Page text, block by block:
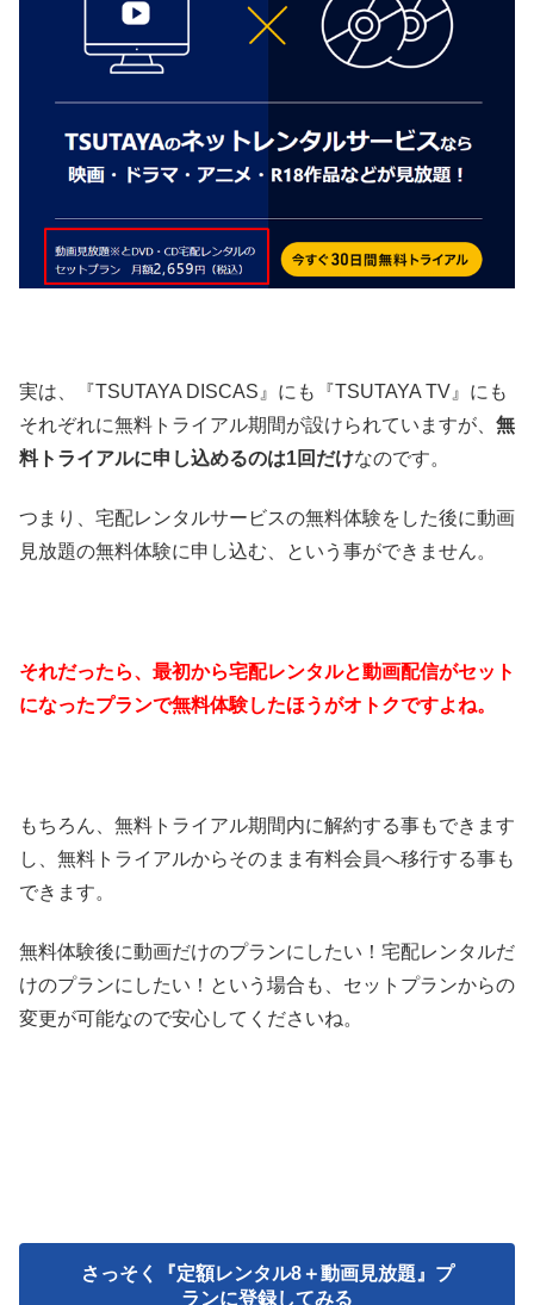
実は、『TSUTAYA DISCAS』にも『TSUTAYA TV』にも
それぞれに無料トライアル期間が設けられていますが、 無
料トライアルに申し込めるのは1回だけなのです。
つまり、宅配レンタルサービスの無料体験をした後に動画
見放題の無料体験に申し込む、という事ができません。
それだったら、最初から宅配レンタルと動画配信がセット
になったプランで無料体験したほうがオトクですよね。
もちろん、無料トライアル期間内に解約する事もできます
し、無料トライアルからそのまま有料会員へ移行する事も
できます。
無料体験後に動画だけのプランにしたい！宅配レンタルだ
けのプランにしたい！という場合も、セットプランからの
変更が可能なので安心してくださいね。
さっそく『定額レンタル8＋動画見放題』プ
ランに登録してみる